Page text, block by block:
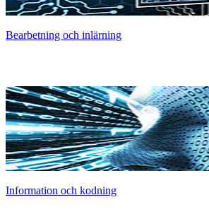
Bearbetning och inlärning
Information och kodning